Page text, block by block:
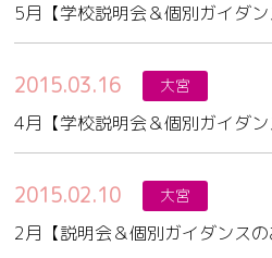
5月【学校説明会＆個別ガイダン
2015.03.16 大宮
4月【学校説明会＆個別ガイダン
2015.02.10 大宮
2月【説明会＆個別ガイダンスの